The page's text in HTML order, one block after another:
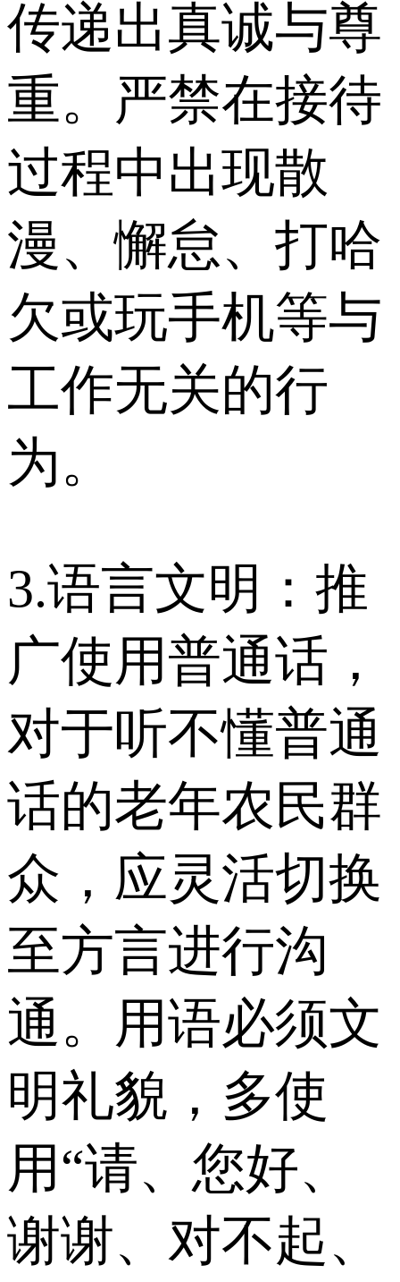
传递出真诚与尊
重。严禁在接待
过程中出现散
漫、懈怠、打哈
欠或玩手机等与
工作无关的行
为。
3.语言文明：推
广使用普通话，
对于听不懂普通
话的老年农民群
众，应灵活切换
至方言进行沟
通。用语必须文
明礼貌，多使
用“请、您好、
谢谢、对不起、